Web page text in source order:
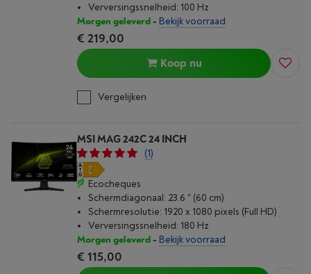
Verversingssnelheid: 100 Hz
Morgen geleverd- Bekijk voorraad
€ 219,00
Koop nu
Vergelijken
MSI MAG 242C 24 INCH
(1)
Ecocheques
Schermdiagonaal: 23.6 " (60 cm)
Schermresolutie: 1920 x 1080 pixels (Full HD)
Verversingssnelheid: 180 Hz
Morgen geleverd- Bekijk voorraad
€ 115,00